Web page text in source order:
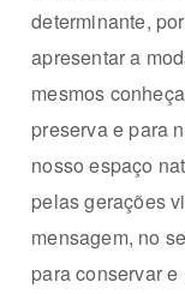
determinante,
apresentar a
mesmos
preserva e para
nosso espaço
pelas gerações
mensagem, no
para conservar